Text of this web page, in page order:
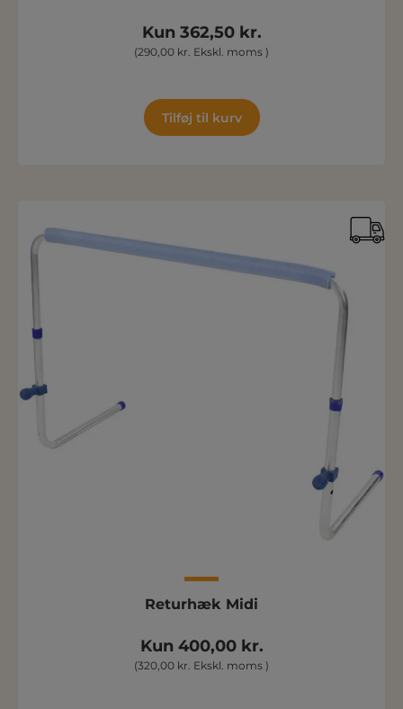
Kun 362,50 kr.
(290,00 kr. Ekskl. moms )
Tilføj til kurv
Returhæk Midi
Kun 400,00 kr.
(320,00 kr. Ekskl. moms )